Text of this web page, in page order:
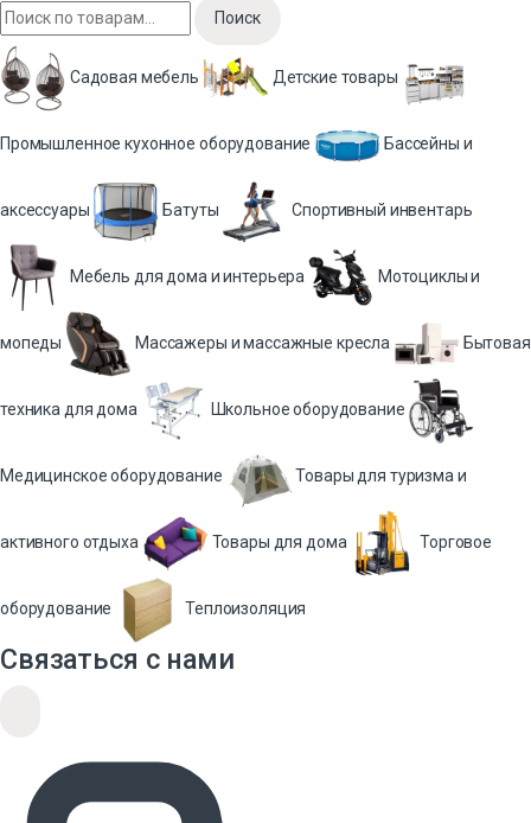
Поиск
Садовая мебель Детские товары
Промышленное кухонное оборудование Бассейны и
аксессуары Батуты Спортивный инвентарь
Мебель для дома и интерьера Мотоциклы и
мопеды Массажеры и массажные кресла Бытовая
техника для дома Школьное оборудование
Медицинское оборудование Товары для туризма и
активного отдыха Товары для дома Торговое
оборудование Теплоизоляция
Связаться с нами